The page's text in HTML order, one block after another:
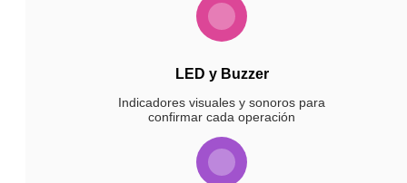
LED y Buzzer
Indicadores visuales y sonoros para
confirmar cada operación